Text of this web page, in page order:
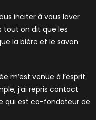
inciter à vous laver
tout on dit que les
la bière et le savon
m’est venue à l’esprit
j’ai repris contact
qui est co-fondateur de